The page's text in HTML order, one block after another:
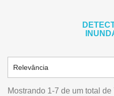
Relevância
Mostrando 1-7 de um total de